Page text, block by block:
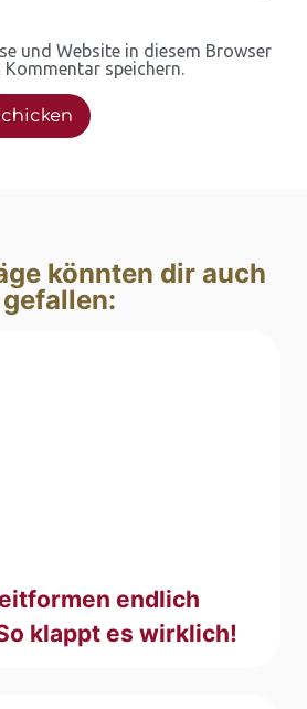
und Website in diesem Browser
speichern.
könnten dir auch
gefallen:
endlich
klappt es wirklich!